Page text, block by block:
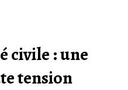
civile : une
tension